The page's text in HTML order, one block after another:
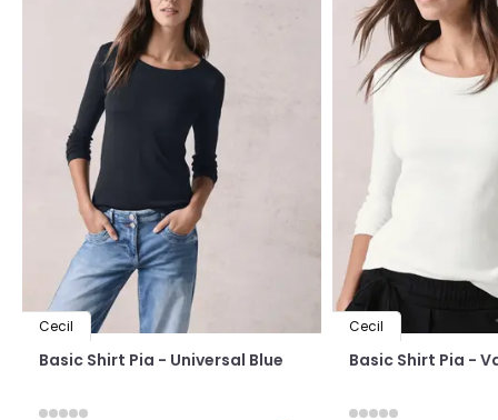
Cecil
Basic Shirt Pia - Universal Blue
Cecil
Basic Shirt Pia -